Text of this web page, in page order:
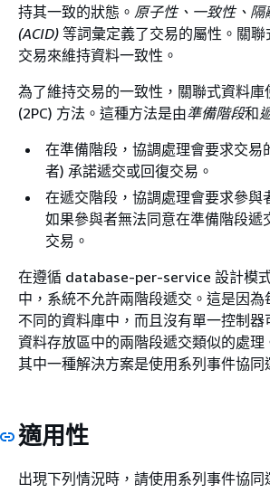
持其一致的狀態。 原子性、一致性、隔
(ACID) 等詞彙定義了交易的屬性。關聯
交易來維持資料一致性。
為了維持交易的一致性，關聯式資料庫
(2PC) 方法。這種方法是由準備階段和
在準備階段，協調處理會要求交易
者) 承諾遞交或回復交易。
在遞交階段，協調處理會要求參與
如果參與者無法同意在準備階段遞
交易。
在遵循 database-per-service 設計模
中，系統不允許兩階段遞交。這是因為
不同的資料庫中，而且沒有單一控制
資料存放區中的兩階段遞交類似的處理
其中一種解決方案是使用系列事件協同
適用性
出現下列情況時，請使用系列事件協同